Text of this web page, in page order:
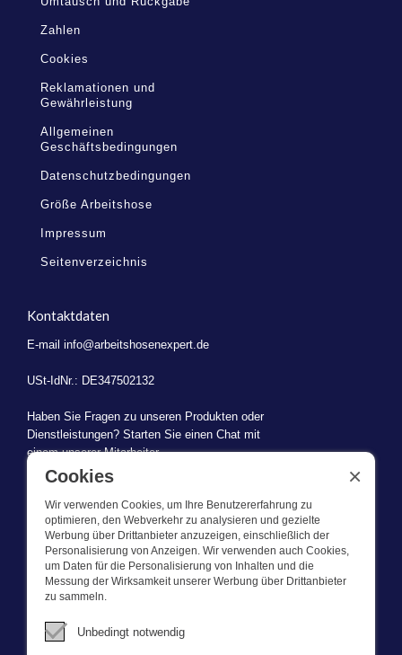
Zahlen
Cookies
Reklamationen und
Gewährleistung
Allgemeinen
Geschäftsbedingungen
Datenschutzbedingungen
Größe Arbeitshose
Impressum
Seitenverzeichnis
Kontaktdaten
E-mail info@arbeitshosenexpert.de
USt-IdNr.: DE347502132
Haben Sie Fragen zu unseren Produkten oder
Dienstleistungen? Starten Sie einen Chat mit
einem unserer Mitarbeiter.
WAS WIR TUN
Dieser Webshop ist Teil von BEVAZET BV. Bevazet beliefert seit
1983 große und kleinere Unternehmen mit Berufsbekleidung. Wir
haben einen eigenen Laden/Ausstellungsraum in Brandwijk. Wir
bieten unseren Kunden hochwertige und starke
Cookies
Wir verwenden Cookies, um Ihre Benutzererfahrung zu
optimieren, den Webverkehr zu analysieren und gezielte
Werbung über Drittanbieter anzuzeigen, einschließlich der
Personalisierung von Anzeigen. Wir verwenden auch Cookies,
um Daten für die Personalisierung von Inhalten und die
Messung der Wirksamkeit unserer Werbung über Drittanbieter
zu sammeln.
Unbedingt notwendig
×